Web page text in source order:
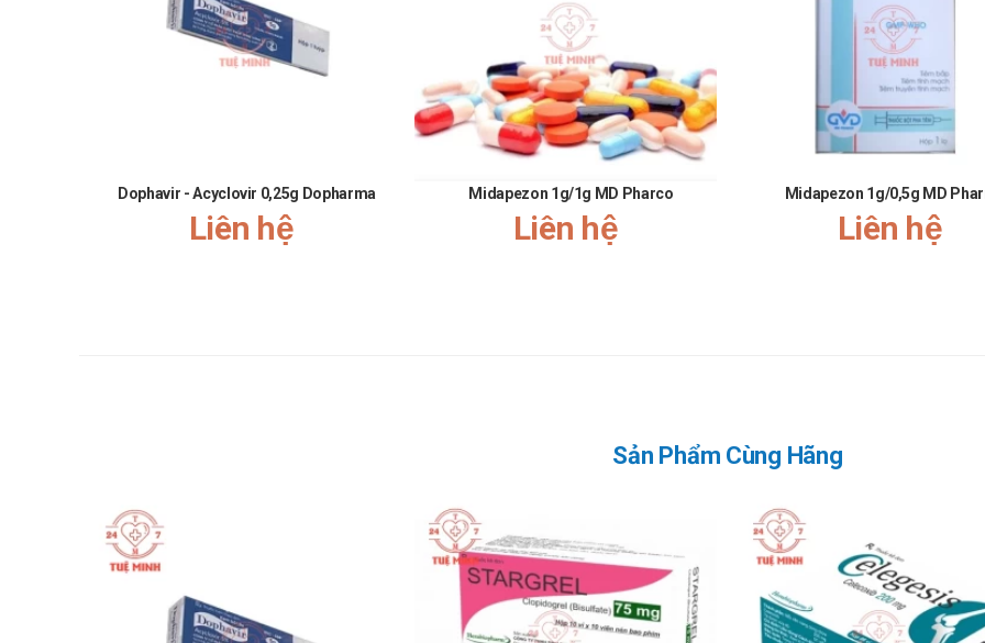
Velpaclear có thể làm giảm nồng độ của sofosbuvir hoặc velpatasvir, thuốc kháng acid, chất đối kháng thụ thể H2, chất ức chế
Không khuyến cáo được sử dụng đồng thời với: topotecan, Carbamazepin, Phenytoin, Phenobarbital, Oxcarbazepin,
Hypericum perforatum.
Dùng đồng thời kết hợp Sofosbuvir và Velpatasvir với Rosuvastatin, Atorvastatin có thể làm tăng đáng kể nồng độ
Nếu bạn quên một liều thuốc, hãy dùng càng sớm càng tốt. Tuy nhiên, nếu gần với liều kế tiếp, hãy bỏ qua liều đã quên và dùng
Lưu ý rằng không nên dùng gấp đôi liều đã quy định.
36 tháng kể từ ngày sản xuất.
Quy cách đóng gói
1 lọ 28 viên.
Nhà sản xuất
Dophavir - Acyclovir 0,25g Dopharma
Liên hệ
Midapezon 1g/1g MD Pharco
Liên hệ
Midapezon 1g/0,5g MD
Liên hệ
Sản Phẩm Cùng Hãng